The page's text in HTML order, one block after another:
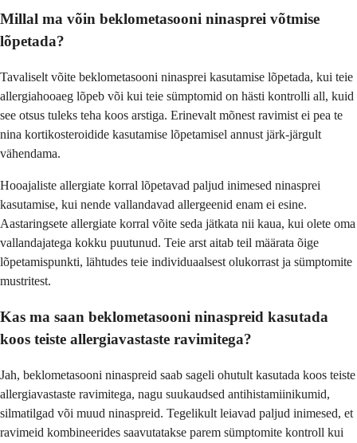
Millal ma võin beklometasooni ninasprei võtmise
lõpetada?
Tavaliselt võite beklometasooni ninasprei kasutamise lõpetada, kui teie
allergiahooaeg lõpeb või kui teie sümptomid on hästi kontrolli all, kuid
see otsus tuleks teha koos arstiga. Erinevalt mõnest ravimist ei pea te
nina kortikosteroidide kasutamise lõpetamisel annust järk-järgult
vähendama.
Hooajaliste allergiate korral lõpetavad paljud inimesed ninasprei
kasutamise, kui nende vallandavad allergeenid enam ei esine.
Aastaringsete allergiate korral võite seda jätkata nii kaua, kui olete oma
vallandajatega kokku puutunud. Teie arst aitab teil määrata õige
lõpetamispunkti, lähtudes teie individuaalsest olukorrast ja sümptomite
mustritest.
Kas ma saan beklometasooni ninaspreid kasutada
koos teiste allergiavastaste ravimitega?
Jah, beklometasooni ninaspreid saab sageli ohutult kasutada koos teiste
allergiavastaste ravimitega, nagu suukaudsed antihistamiinikumid,
silmatilgad või muud ninaspreid. Tegelikult leiavad paljud inimesed, et
ravimeid kombineerides saavutatakse parem sümptomite kontroll kui